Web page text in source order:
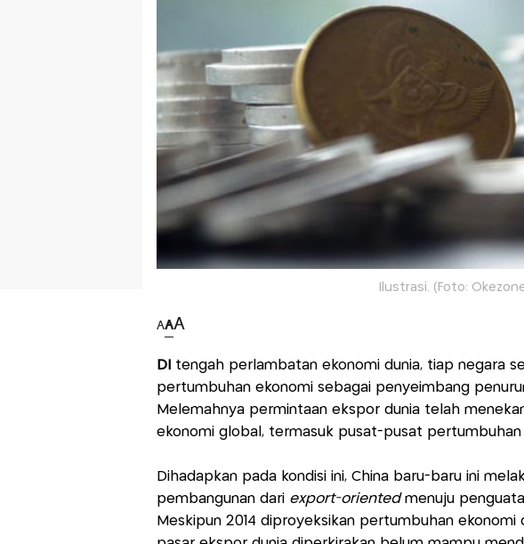
Ilustrasi. (Foto:
AAA
DI tengah perlambatan ekonomi dunia, tiap negara
pertumbuhan ekonomi sebagai penyeimbang
Melemahnya permintaan ekspor dunia telah
ekonomi global, termasuk pusat-pusat pertumbuhan
Dihadapkan pada kondisi ini, China baru-baru ini
pembangunan dari export-oriented menuju
Meskipun 2014 diproyeksikan pertumbuhan ekonomi